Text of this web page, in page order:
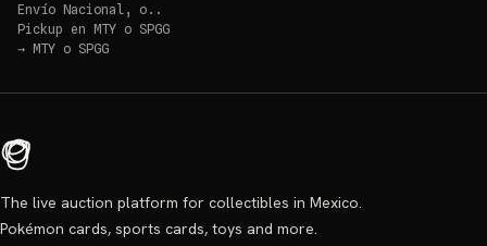
Envío Nacional, o..
Pickup en MTY o SPGG
→ MTY o SPGG
The live auction platform for collectibles in Mexico.
Pokémon cards, sports cards, toys and more.